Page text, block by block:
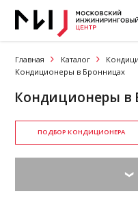
Главная Каталог
Кондиционеры в Бронницах
Кондиционеры в
ПОДБОР КОНДИЦИОНЕРА